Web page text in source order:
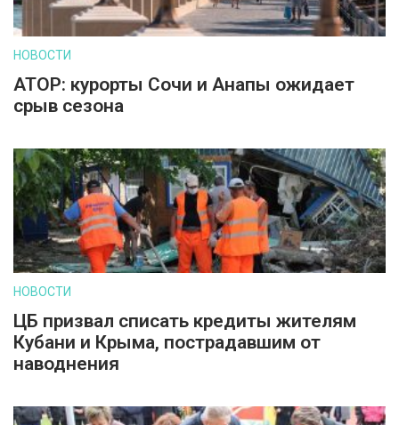
НОВОСТИ
АТОР: курорты Сочи и Анапы ожидает
срыв сезона
НОВОСТИ
ЦБ призвал списать кредиты жителям
Кубани и Крыма, пострадавшим от
наводнения